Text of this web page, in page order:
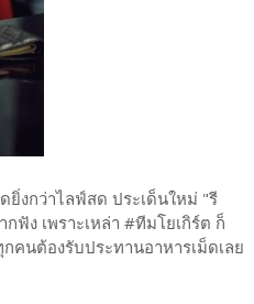
ยิ่งกว่าไลฟ์สด ประเด็นใหม่ "รี
ง เพราะเหล่า #ทีมโยเกิร์ต ก็
คนต้องรับประทานอาหารเม็ดเลย